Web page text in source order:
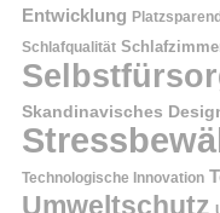
Entwicklung
Schlafqualität
Skandinavisches
Technologische Innovation
Umweltschutz